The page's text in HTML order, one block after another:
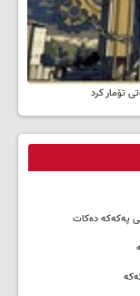
تۆمار کرد
پەکەکە دەکات